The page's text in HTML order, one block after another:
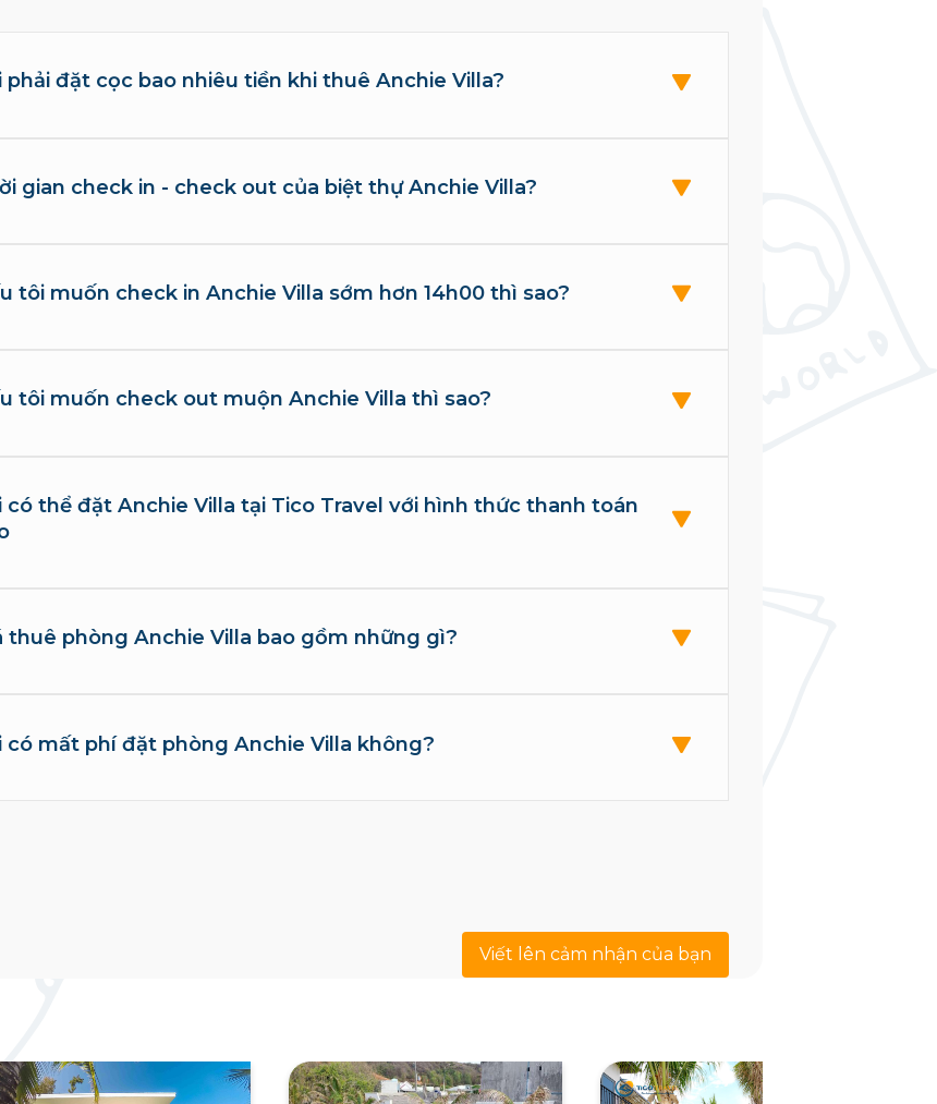
phải đặt cọc bao nhiêu tiền khi thuê Anchie Villa?
gian check in - check out của biệt thự Anchie Villa?
tôi muốn check in Anchie Villa sớm hơn 14h00 thì sao?
tôi muốn check out muộn Anchie Villa thì sao?
có thể đặt Anchie Villa tại Tico Travel với hình thức thanh toán
thuê phòng Anchie Villa bao gồm những gì?
có mất phí đặt phòng Anchie Villa không?
Viết lên cảm nhận của bạn